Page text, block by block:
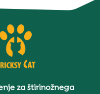
za štirinožnega